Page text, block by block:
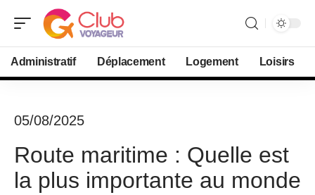
Administratif Déplacement Logement Loisirs
05/08/2025
Route maritime : Quelle est
la plus importante au monde